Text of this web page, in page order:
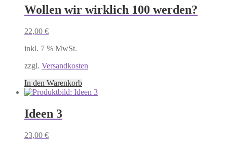
Wollen wir wirklich 100 werden?
22,00 €
inkl. 7 % MwSt.
zzgl. Versandkosten
In den Warenkorb
Ideen 3
23,00 €